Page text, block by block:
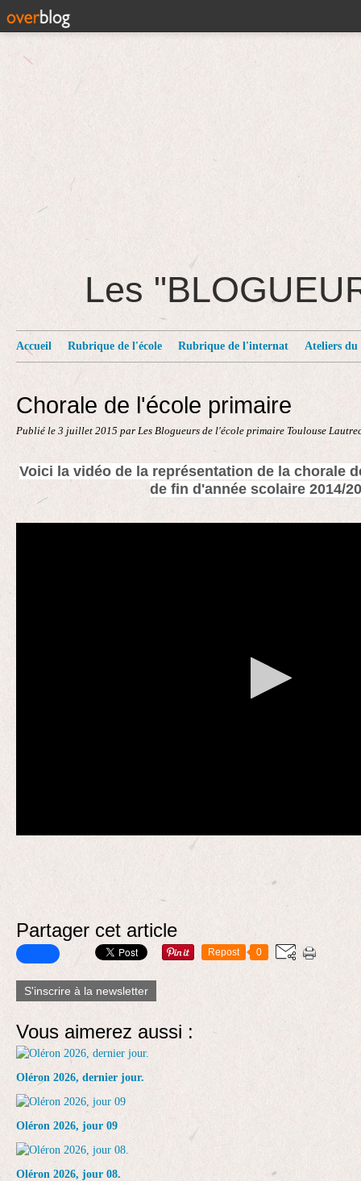
Les
Accueil Rubrique de l'école Rubrique de l'internat Ateliers du
Chorale de l'école primaire
Publié le 3 juillet 2015 par Les Blogueurs de l'école primaire Toulouse
Voici la vidéo de la représentation de la chorale
de fin d'année scolaire 2014/
Partager cet article
Repost 0
S'inscrire à la newsletter
Vous aimerez aussi :
Oléron 2026, dernier jour.
Oléron 2026, jour 09
Oléron 2026, jour 08.